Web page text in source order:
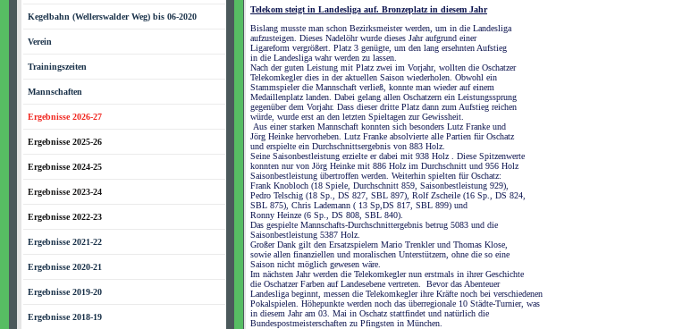
Kegelbahn (Wellerswalder Weg) bis 06-2020
Verein
Trainingszeiten
Mannschaften
Ergebnisse 2026-27
Ergebnisse 2025-26
Ergebnisse 2024-25
Ergebnisse 2023-24
Ergebnisse 2022-23
Ergebnisse 2021-22
Ergebnisse 2020-21
Ergebnisse 2019-20
Ergebnisse 2018-19
Telekom steigt in Landesliga auf. Bronzeplatz in diesem Jahr
Bislang musste man schon Bezirksmeister werden, um in die Landesliga
aufzusteigen. Dieses Nadelöhr wurde dieses Jahr aufgrund einer
Ligareform vergrößert. Platz 3 genügte, um den lang ersehnten Aufstieg
in die Landesliga wahr werden zu lassen.
Nach der guten Leistung mit Platz zwei im Vorjahr, wollten die Oschatzer
Telekomkegler dies in der aktuellen Saison wiederholen. Obwohl ein
Stammspieler die Mannschaft verließ, konnte man wieder auf einem
Medaillenplatz landen. Dabei gelang allen Oschatzern ein Leistungssprung
gegenüber dem Vorjahr. Dass dieser dritte Platz dann zum Aufstieg reichen
würde, wurde erst an den letzten Spieltagen zur Gewissheit.
Aus einer starken Mannschaft konnten sich besonders Lutz Franke und
Jörg Heinke hervorheben. Lutz Franke absolvierte alle Partien für Oschatz
und erspielte ein Durchschnittsergebnis von 883 Holz.
Seine Saisonbestleistung erzielte er dabei mit 938 Holz . Diese Spitzenwerte
konnten nur von Jörg Heinke mit 886 Holz im Durchschnitt und 956 Holz
Saisonbestleistung übertroffen werden. Weiterhin spielten für Oschatz:
Frank Knobloch (18 Spiele, Durchschnitt 859, Saisonbestleistung 929),
Pedro Telschig (18 Sp., DS 827, SBL 897), Rolf Zscheile (16 Sp., DS 824,
SBL 875), Chris Lademann ( 13 Sp,DS 817, SBL 899) und
Ronny Heinze (6 Sp., DS 808, SBL 840).
Das gespielte Mannschafts-Durchschnittergebnis betrug 5083 und die
Saisonbestleistung 5387 Holz.
Großer Dank gilt den Ersatzspielern Mario Trenkler und Thomas Klose,
sowie allen finanziellen und moralischen Unterstützern, ohne die so eine
Saison nicht möglich gewesen wäre.
Im nächsten Jahr werden die Telekomkegler nun erstmals in ihrer Geschichte
die Oschatzer Farben auf Landesebene vertreten.
Bevor das Abenteuer
Landesliga beginnt, messen die Telekomkegler ihre Kräfte noch bei verschiedenen
Pokalspielen. Höhepunkte werden noch das überregionale 10 Städte-Turnier, was
in diesem Jahr am 03. Mai in Oschatz stattfindet und natürlich die
Bundespostmeisterschaften zu Pfingsten in München.